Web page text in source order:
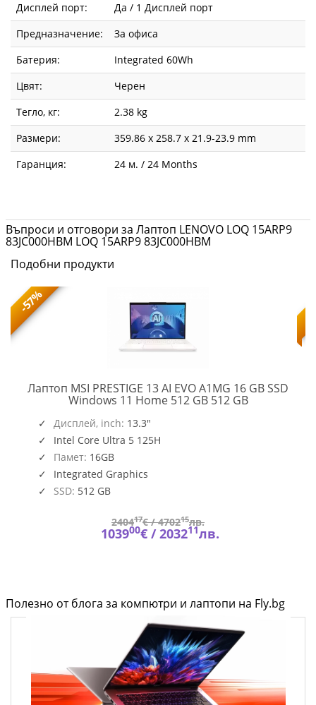
Дисплей порт:
Да / 1 Дисплей порт
Предназначение:
За офиса
Батерия:
Integrated 60Wh
Цвят:
Черен
Тегло, кг:
2.38 kg
Размери:
359.86 x 258.7 x 21.9-23.9 mm
Гаранция:
24 м. / 24 Months
Въпроси и отговори за Лаптоп LENOVO LOQ 15ARP9
83JC000HBM LOQ 15ARP9 83JC000HBM
Подобни продукти
-57%
Лаптоп MSI PRESTIGE 13 AI EVO A1MG 16 GB SSD
Windows 11 Home 512 GB 512 GBPRESTIGE
Дисплей, inch: 13.3"
Intel Core Ultra 5 125H
Памет: 16GB
Integrated Graphics
SSD: 512 GB
240417€ /470215лв.
103900€ /203211лв.
Полезно от блога за компютри и лаптопи на Fly.bg